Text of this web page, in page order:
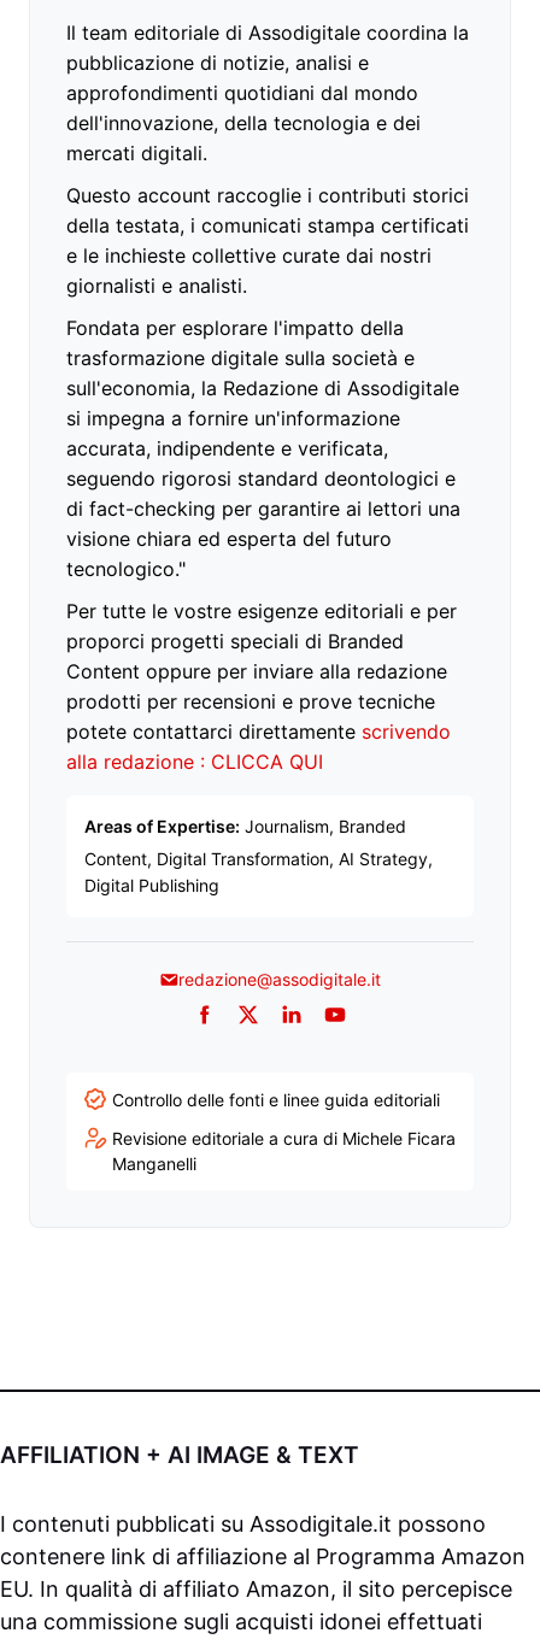
Il team editoriale di Assodigitale coordina la
pubblicazione di notizie, analisi e
approfondimenti quotidiani dal mondo
dell'innovazione, della tecnologia e dei
mercati digitali.
Questo account raccoglie i contributi storici
della testata, i comunicati stampa certificati
e le inchieste collettive curate dai nostri
giornalisti e analisti.
Fondata per esplorare l'impatto della
trasformazione digitale sulla società e
sull'economia, la Redazione di Assodigitale
si impegna a fornire un'informazione
accurata, indipendente e verificata,
seguendo rigorosi standard deontologici e
di fact-checking per garantire ai lettori una
visione chiara ed esperta del futuro
tecnologico."
Per tutte le vostre esigenze editoriali e per
proporci progetti speciali di Branded
Content oppure per inviare alla redazione
prodotti per recensioni e prove tecniche
potete contattarci direttamente scrivendo
alla redazione : CLICCA QUI
Areas of Expertise: Journalism, Branded
Content, Digital Transformation, AI Strategy,
Digital Publishing
redazione@assodigitale.it
Facebook
TwitterLinkedInYouTube
Controllo delle fonti e linee guida editoriali
Revisione editoriale a cura di Michele Ficara
Manganelli
AFFILIATION + AI IMAGE & TEXT
I contenuti pubblicati su Assodigitale.it possono
contenere link di affiliazione al Programma Amazon
EU. In qualità di affiliato Amazon, il sito percepisce
una commissione sugli acquisti idonei effettuati